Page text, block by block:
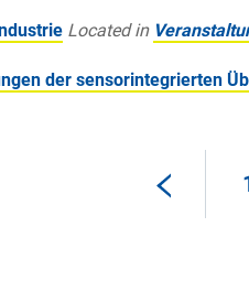
Located in
der sensorintegrierten